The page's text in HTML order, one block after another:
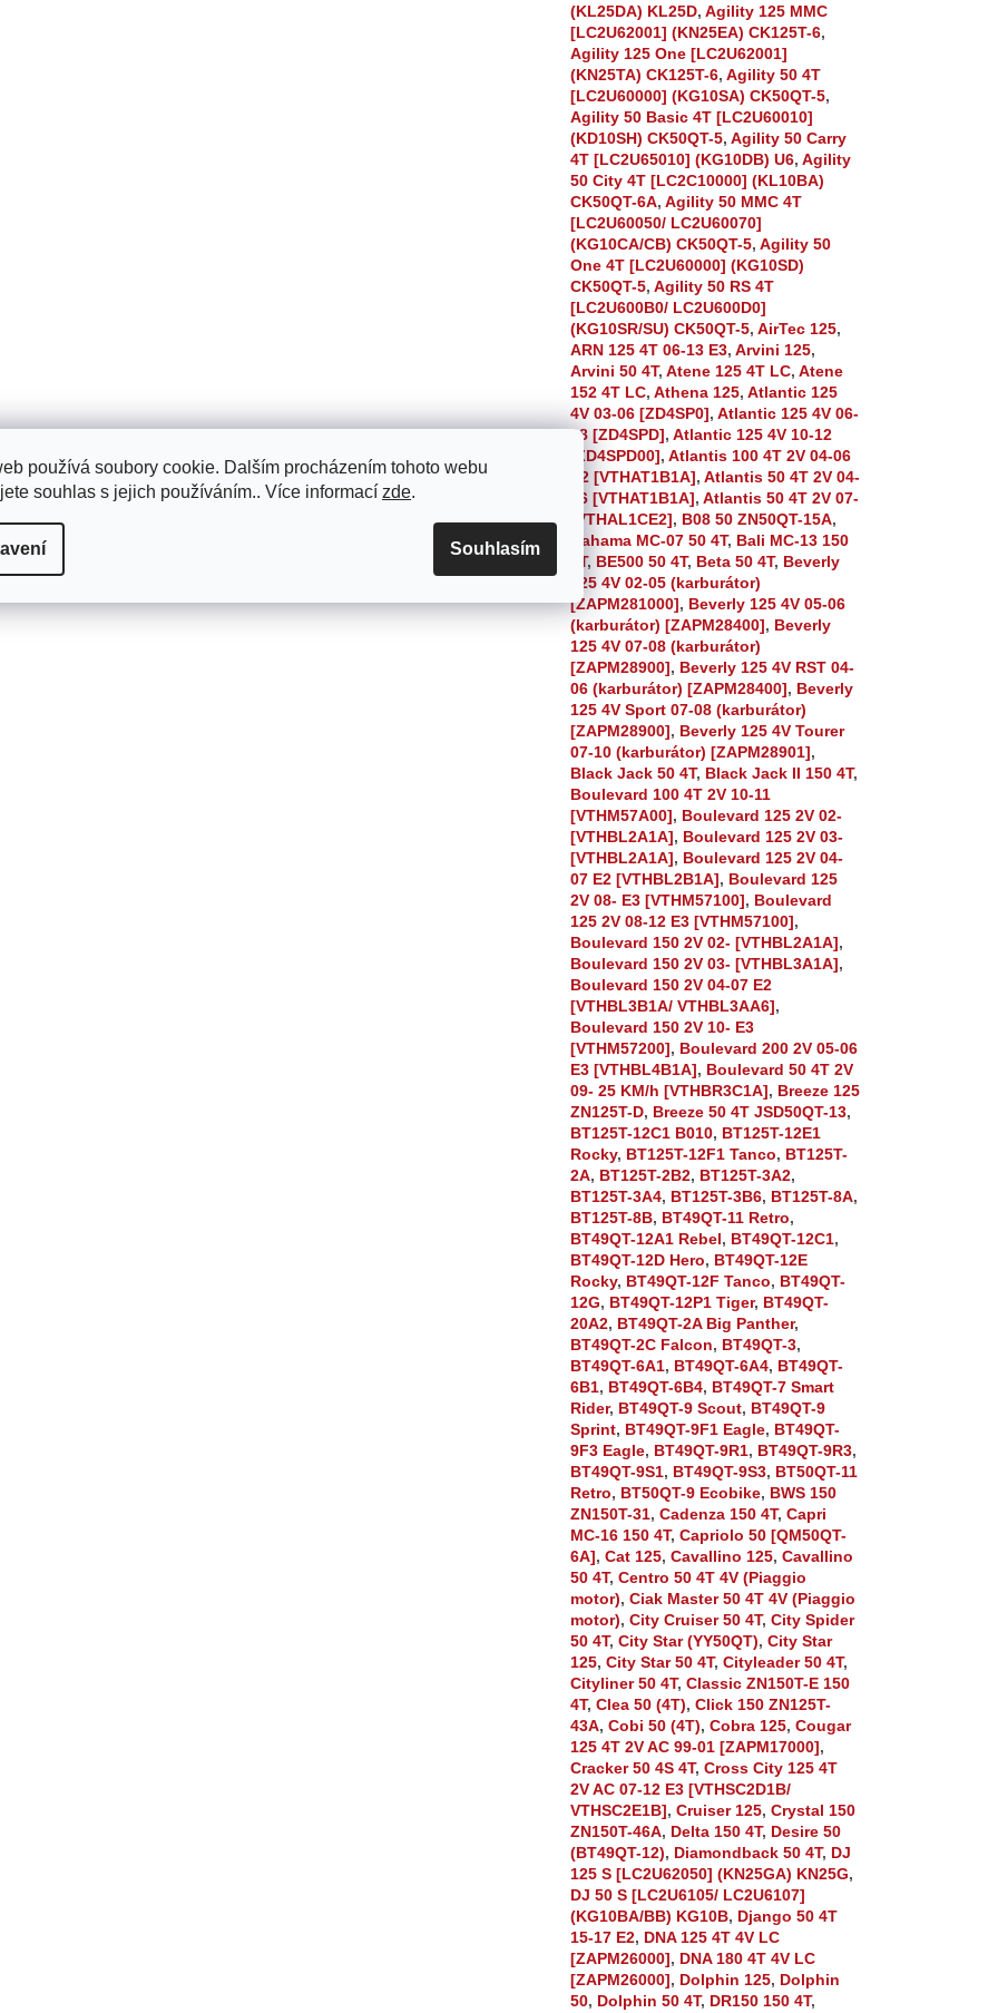
používá soubory cookie. Dalším procházením tohoto webu
souhlas s jejich používáním.. Více informací zde.
Souhlasím
(KL25DA) KL25D,Agility 125 MMC
[LC2U62001] (KN25EA) CK125T-6,
Agility 125 One [LC2U62001]
(KN25TA) CK125T-6,Agility 50 4T
[LC2U60000] (KG10SA) CK50QT-5,
Agility 50 Basic 4T [LC2U60010]
(KD10SH) CK50QT-5,Agility 50 Carry
4T [LC2U65010] (KG10DB) U6,Agility
50 City 4T [LC2C10000] (KL10BA)
CK50QT-6A,Agility 50 MMC 4T
[LC2U60050/ LC2U60070]
(KG10CA/CB) CK50QT-5,Agility 50
One 4T [LC2U60000] (KG10SD)
CK50QT-5,Agility 50 RS 4T
[LC2U600B0/ LC2U600D0]
(KG10SR/SU) CK50QT-5,AirTec 125,
ARN 125 4T 06-13 E3,Arvini 125,
Arvini 50 4T,Atene 125 4T LC,Atene
152 4T LC,Athena 125,Atlantic 125
4V 03-06 [ZD4SP0],Atlantic 125 4V 06-
08 [ZD4SPD],Atlantic 125 4V 10-12
[ZD4SPD00],Atlantis 100 4T 2V 04-06
E2 [VTHAT1B1A],Atlantis 50 4T 2V 04-
06 [VTHAT1B1A],Atlantis 50 4T 2V 07-
[VTHAL1CE2], B08 50 ZN50QT-15A,
Bahama MC-07 50 4T, Bali MC-13 150
4T, BE500 50 4T, Beta 50 4T, Beverly
125 4V 02-05 (karburátor)
[ZAPM281000], Beverly 125 4V 05-06
(karburátor) [ZAPM28400], Beverly
125 4V 07-08 (karburátor)
[ZAPM28900], Beverly 125 4V RST 04-
06 (karburátor) [ZAPM28400], Beverly
125 4V Sport 07-08 (karburátor)
[ZAPM28900], Beverly 125 4V Tourer
07-10 (karburátor) [ZAPM28901],
Black Jack 50 4T, Black Jack II 150 4T,
Boulevard 100 4T 2V 10-11
[VTHM57A00], Boulevard 125 2V 02-
[VTHBL2A1A], Boulevard 125 2V 03-
[VTHBL2A1A], Boulevard 125 2V 04-
07 E2 [VTHBL2B1A], Boulevard 125
2V 08- E3 [VTHM57100], Boulevard
125 2V 08-12 E3 [VTHM57100],
Boulevard 150 2V 02- [VTHBL2A1A],
Boulevard 150 2V 03- [VTHBL3A1A],
Boulevard 150 2V 04-07 E2
[VTHBL3B1A/ VTHBL3AA6],
Boulevard 150 2V 10- E3
[VTHM57200], Boulevard 200 2V 05-06
E3 [VTHBL4B1A], Boulevard 50 4T 2V
09- 25 KM/h [VTHBR3C1A], Breeze 125
ZN125T-D, Breeze 50 4T JSD50QT-13,
BT125T-12C1 B010, BT125T-12E1
Rocky, BT125T-12F1 Tanco, BT125T-
2A, BT125T-2B2, BT125T-3A2,
BT125T-3A4, BT125T-3B6, BT125T-8A,
BT125T-8B, BT49QT-11 Retro,
BT49QT-12A1 Rebel, BT49QT-12C1,
BT49QT-12D Hero, BT49QT-12E
Rocky, BT49QT-12F Tanco, BT49QT-
12G, BT49QT-12P1 Tiger, BT49QT-
20A2, BT49QT-2A Big Panther,
BT49QT-2C Falcon, BT49QT-3,
BT49QT-6A1, BT49QT-6A4, BT49QT-
6B1, BT49QT-6B4, BT49QT-7 Smart
Rider, BT49QT-9 Scout, BT49QT-9
Sprint, BT49QT-9F1 Eagle, BT49QT-
9F3 Eagle, BT49QT-9R1, BT49QT-9R3,
BT49QT-9S1, BT49QT-9S3, BT50QT-11
Retro, BT50QT-9 Ecobike, BWS 150
ZN150T-31,Cadenza 150 4T,Capri
MC-16 150 4T,Capriolo 50 [QM50QT-
6A],Cat 125,Cavallino 125,Cavallino
50 4T,Centro 50 4T 4V (Piaggio
motor),Ciak Master 50 4T 4V (Piaggio
motor),City Cruiser 50 4T,City Spider
50 4T,City Star (YY50QT),City Star
125,City Star 50 4T,Cityleader 50 4T,
Cityliner 50 4T,Classic ZN150T-E 150
4T,Clea 50 (4T),Click 150 ZN125T-
43A,Cobi 50 (4T),Cobra 125,Cougar
125 4T 2V AC 99-01 [ZAPM17000],
Cracker 50 4S 4T,Cross City 125 4T
2V AC 07-12 E3 [VTHSC2D1B/
VTHSC2E1B],Cruiser 125,Crystal 150
ZN150T-46A, Delta 150 4T, Desire 50
(BT49QT-12), Diamondback 50 4T, DJ
125 S [LC2U62050] (KN25GA) KN25G,
DJ 50 S [LC2U6105/ LC2U6107]
(KG10BA/BB) KG10B, Django 50 4T
15-17 E2, DNA 125 4T 4V LC
[ZAPM26000], DNA 180 4T 4V LC
[ZAPM26000], Dolphin 125, Dolphin
50, Dolphin 50 4T, DR150 150 4T,